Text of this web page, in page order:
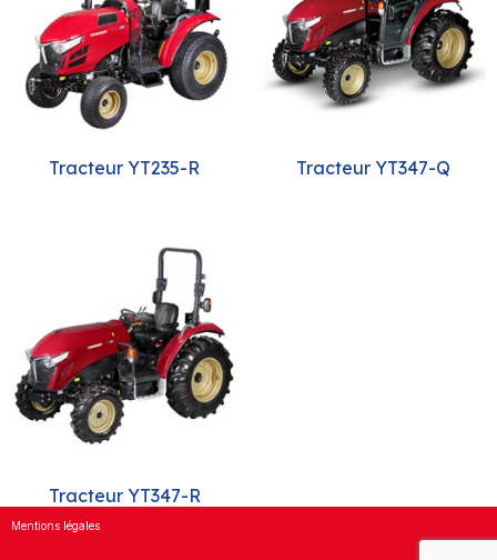
Tracteur YT235-R Tracteur YT347-Q
Tracteur YT347-R
Mentions légales